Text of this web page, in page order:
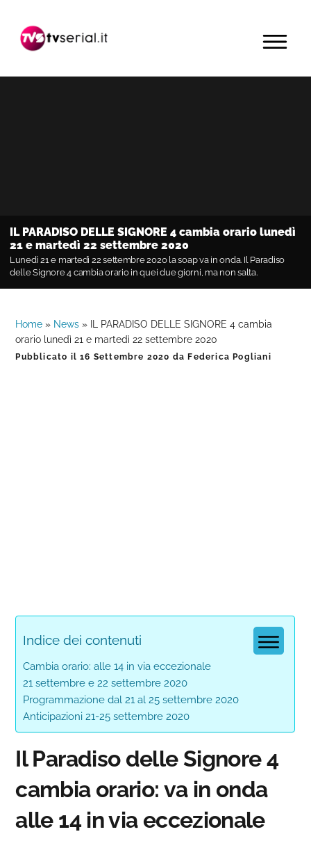
navigazione
contenuto
barra
primaria
MENU
IL PARADISO DELLE SIGNORE 4 cambia orario lunedì
21 e martedì 22 settembre 2020
Lunedì 21 e martedì 22 settembre 2020 la soap va in onda. Il Paradiso
delle Signore 4 cambia orario in quei due giorni, ma non salta.
Home » News »
IL PARADISO DELLE SIGNORE 4 cambia
orario lunedì 21 e martedì 22 settembre 2020
Pubblicato il16 Settembre 2020 da Federica Pogliani
Indice dei contenuti
Cambia orario: alle 14 in via eccezionale
21 settembre e 22 settembre 2020
Programmazione dal 21 al 25 settembre 2020
Anticipazioni 21-25 settembre 2020
Il Paradiso delle Signore 4
cambia orario: va in onda
alle 14 in via eccezionale